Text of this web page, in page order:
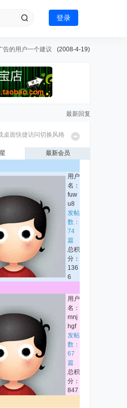
登录
告的用户一个建议 (2008-4-19)
最新回复
切换风格
桌面快捷访问
最新会员
用户
名：
fuw
u8
发帖
数：
74
篇
总积
分：
136
6
用户
名：
mnj
hgf
发帖
数：
67
篇
总积
分：
847